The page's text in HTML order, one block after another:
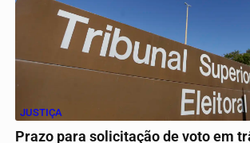
JUSTIÇA
Prazo para solicitação de voto em